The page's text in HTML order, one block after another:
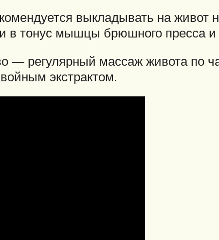
выкладывать на живот
в тонус мышцы брюшного пресса и
— регулярный массаж живота по
экстрактом.